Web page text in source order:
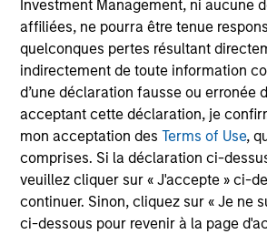
Investment Management, ni aucune
affiliées, ne pourra être tenue
quelconques pertes résultant
indirectement de toute information
d’une déclaration fausse ou erronée
acceptant cette déclaration, je
mon acceptation desTerms of Use,
comprises. Si la déclaration ci-
veuillez cliquer sur « J'accepte » ci-
continuer. Sinon, cliquez sur « Je ne
ci-dessous pour revenir à la page
purposes only. The information
not constitute and should not be
offering of advisory services or an
solicitation of an offer to buy any
jurisdiction in which such offer or
purchase or sale would be unlawful
securities, insurance or other laws of
All investing involves risks, including
Please refer to the strategy detail
information on the strategy,
considerations.